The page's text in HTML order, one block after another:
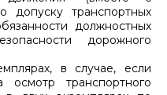
допуску транспортных
должностных
дорожного
в случае, если
транспортного